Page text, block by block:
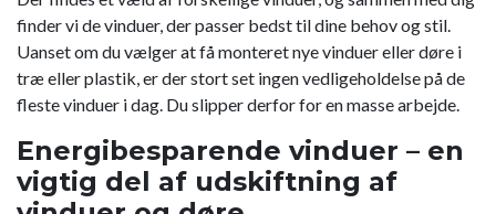
finder vi de vinduer, der passer bedst til dine behov og stil.
Uanset om du vælger at få monteret nye vinduer eller døre i
træ eller plastik, er der stort set ingen vedligeholdelse på de
fleste vinduer i dag. Du slipper derfor for en masse arbejde.
Energibesparende vinduer – en
vigtig del af udskiftning af